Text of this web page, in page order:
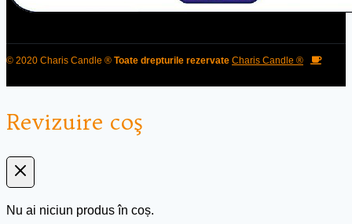
© 2020 Charis Candle ® Toate drepturile rezervate Charis Candle ®
Revizuire coş
Nu ai niciun produs în coș.